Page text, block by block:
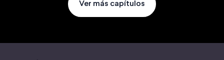
Ver más capítulos